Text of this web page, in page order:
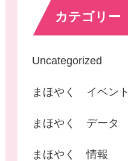
カテゴリー
Uncategorized
まほやく イベント
まほやく データ
まほやく 情報